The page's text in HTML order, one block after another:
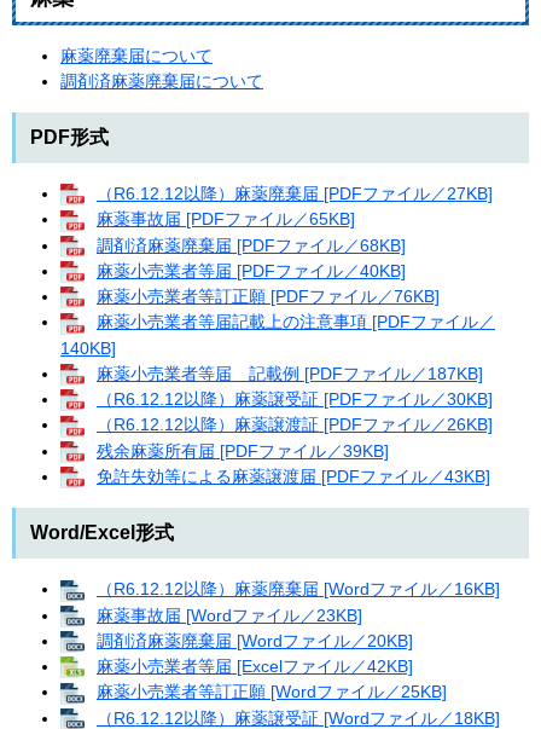
麻薬廃棄届について
調剤済麻薬廃棄届について
PDF形式
（R6.12.12以降）麻薬廃棄届 [PDFファイル／27KB]
麻薬事故届 [PDFファイル／65KB]
調剤済麻薬廃棄届 [PDFファイル／68KB]
麻薬小売業者等届 [PDFファイル／40KB]
麻薬小売業者等訂正願 [PDFファイル／76KB]
麻薬小売業者等届記載上の注意事項 [PDFファイル／
140KB]
麻薬小売業者等届 記載例 [PDFファイル／187KB]
（R6.12.12以降）麻薬譲受証 [PDFファイル／30KB]
（R6.12.12以降）麻薬譲渡証 [PDFファイル／26KB]
残余麻薬所有届 [PDFファイル／39KB]
免許失効等による麻薬譲渡届 [PDFファイル／43KB]
Word/Excel形式
（R6.12.12以降）麻薬廃棄届 [Wordファイル／16KB]
麻薬事故届 [Wordファイル／23KB]
調剤済麻薬廃棄届 [Wordファイル／20KB]
麻薬小売業者等届 [Excelファイル／42KB]
麻薬小売業者等訂正願 [Wordファイル／25KB]
（R6.12.12以降）麻薬譲受証 [Wordファイル／18KB]